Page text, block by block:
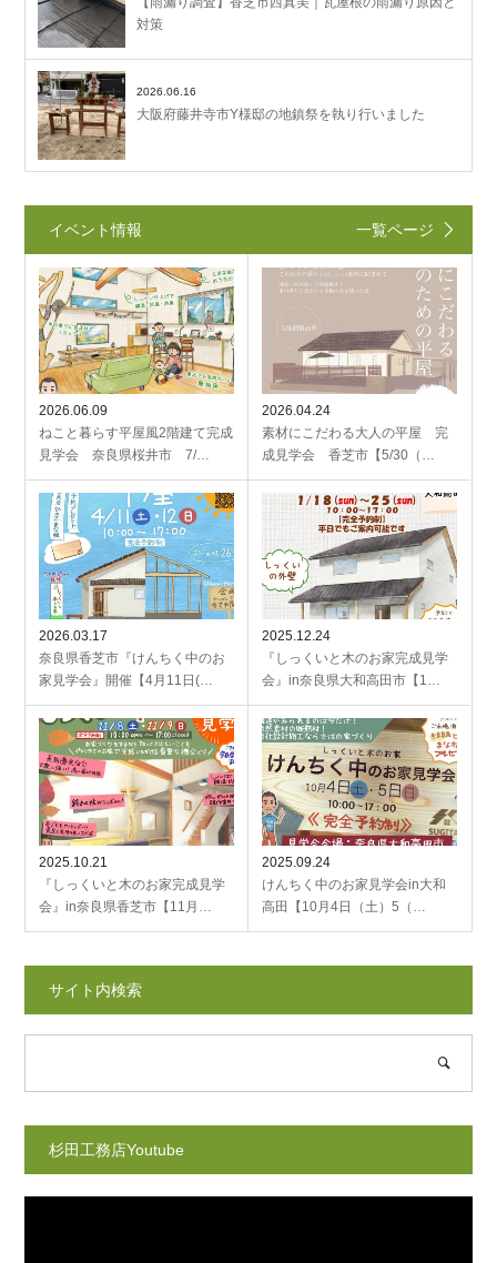
対策
2026.06.16
大阪府藤井寺市Y様邸の地鎮祭を執り行いました
イベント情報 一覧ページ
2026.06.09
ねこと暮らす平屋風2階建て完成
見学会 奈良県桜井市 7/…
2026.04.24
素材にこだわる大人の平屋 完
成見学会 香芝市【5/30（…
2026.03.17
奈良県香芝市『けんちく中のお
家見学会』開催【4月11日(…
2025.12.24
『しっくいと木のお家完成見学
会』in奈良県大和高田市【1…
2025.10.21
『しっくいと木のお家完成見学
会』in奈良県香芝市【11月…
2025.09.24
けんちく中のお家見学会in大和
高田【10月4日（土）5（…
サイト内検索
杉田工務店Youtube